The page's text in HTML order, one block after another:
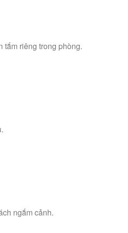
tắm riêng trong phòng.
ngắm cảnh.